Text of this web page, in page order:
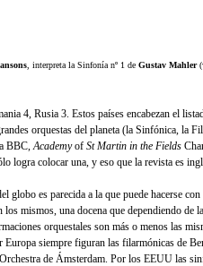
, interpreta la Sinfonía nº 1 de Gustav Mahler
4, Rusia 3. Estos países encabezan el
orquestas del planeta (la Sinfónica, la
BBC,Academyof St Martin in the Fields
logra colocar una, y eso que la revista es
globo es parecida a la que puede hacerse
mismos, una docena que dependiendo de
orquestales son más o menos las
Europa siempre figuran las filarmónicas de
de Ámsterdam. Por los EEUU las